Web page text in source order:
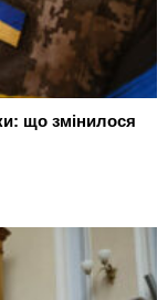
що змінилося